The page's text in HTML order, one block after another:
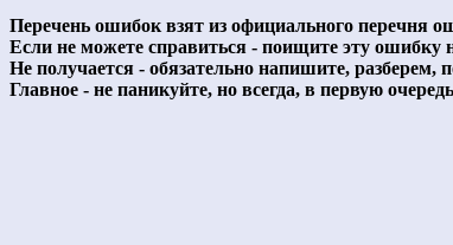
Перечень ошибок взят из официального перечня
Если не можете справиться - поищите эту
Не получается - обязательно напишите,
Главное - не паникуйте, но всегда, в первую